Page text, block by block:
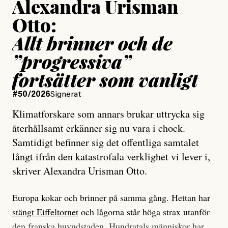
Alexandra Urisman
Otto:
Allt brinner och de
”progressiva”
fortsätter som vanligt
#50/2026Signerat
Klimatforskare som annars brukar uttrycka sig
återhållsamt erkänner sig nu vara i chock.
Samtidigt befinner sig det offentliga samtalet
långt ifrån den katastrofala verklighet vi lever i,
skriver Alexandra Urisman Otto.
Europa kokar och brinner på samma gång. Hettan har
stängt Eiffeltornet och lågorna står höga strax utanför